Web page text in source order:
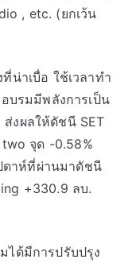
, etc. (ยกเว้น
น่าเบื่อ ใช้เวลาทำ
บรมมีพลังการเป็น
งผลให้ดัชนี SET
two จุด -0.58%
ดาห์ที่ผ่านมาดัชนี
+330.9 ลบ.
ด้มีการปรับปรุง